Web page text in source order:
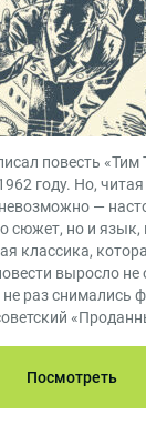
повесть «Тим
году. Но,
—
сюжет, но и
классика,
выросло не
не раз снимались
Посмотреть